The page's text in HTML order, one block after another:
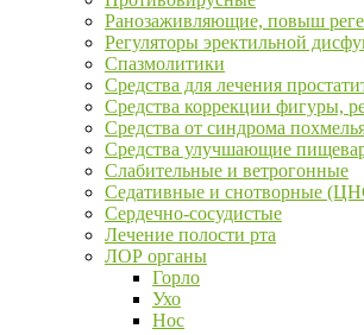
Ранозаживляющие, повыш
Регуляторы эректильной
Спазмолитики
Средства для лечения
Средства коррекции фигуры,
Средства от синдрома
Средства улучшающие
Слабительные и ветрогонные
Седативные и снотворные
Сердечно-сосудистые
Лечение полости рта
ЛОР органы
Горло
Ухо
Нос